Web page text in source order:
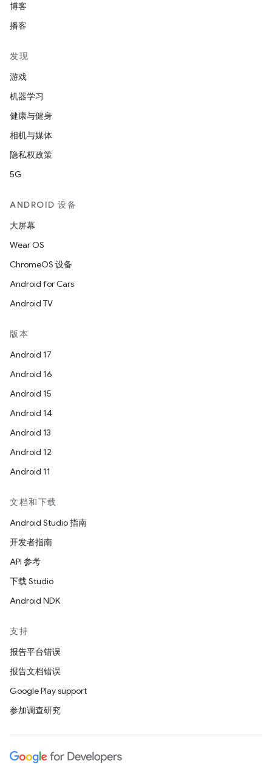
博客
播客
发现
游戏
机器学习
健康与健身
相机与媒体
隐私权政策
5G
ANDROID 设备
大屏幕
Wear OS
ChromeOS 设备
Android for Cars
Android TV
版本
Android 17
Android 16
Android 15
Android 14
Android 13
Android 12
Android 11
文档和下载
Android Studio 指南
开发者指南
API 参考
下载 Studio
Android NDK
支持
报告平台错误
报告文档错误
Google Play support
参加调查研究